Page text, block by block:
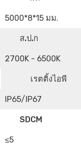
5000*8*15 มม.
ส.ป.ก
2700K - 6500K
เรตติ้งไอพี
IP65/IP67
SDCM
≤5